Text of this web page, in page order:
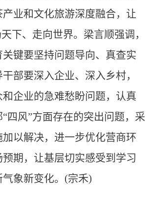
业和文化旅游深度融合，让
下、走向世界。梁言顺强调，
键要坚持问题导向、真查实
部要深入企业、深入乡村，
企业的急难愁盼问题，认真
四风”方面存在的突出问题，采
以解决，进一步优化营商环
期，让基层切实感受到学习
象新变化。(宗禾)